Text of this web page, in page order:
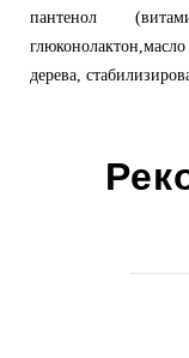
пантенол
дерева,